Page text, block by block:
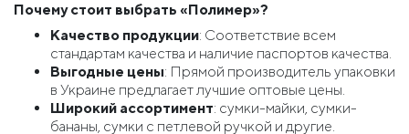
Почему стоит выбрать «Полимер»?
Качество продукции: Соответствие всем
стандартам качества и наличие паспортов качества.
Выгодные цены: Прямой производитель упаковки
в Украине предлагает лучшие оптовые цены.
Широкий ассортимент: сумки-майки, сумки-
бананы, сумки с петлевой ручкой и другие.